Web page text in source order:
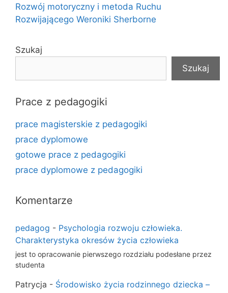
Rozwój motoryczny i metoda Ruchu
Rozwijającego Weroniki Sherborne
Szukaj
Szukaj
Prace z pedagogiki
prace magisterskie z pedagogiki
prace dyplomowe
gotowe prace z pedagogiki
prace dyplomowe z pedagogiki
Komentarze
pedagog - Psychologia rozwoju człowieka.
Charakterystyka okresów życia człowieka
jest to opracowanie pierwszego rozdziału podesłane przez
studenta
Patrycja - Środowisko życia rodzinnego dziecka –